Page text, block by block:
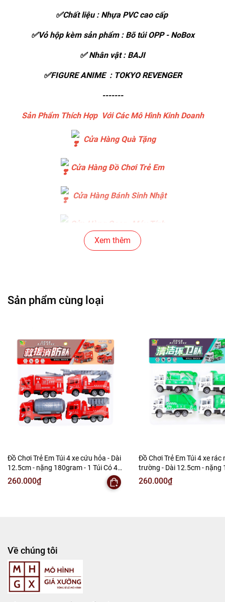
✅Chất liệu : Nhựa PVC cao cấp
✅Vỏ hộp kèm sản phẩm : Bõ túi OPP - NoBox
✅ Nhân vật : BAJI
✅FIGURE ANIME : TOKYO REVENGER
-------
Sản Phẩm Thích Hợp Với Các Mô Hình Kinh Doanh
Cửa Hàng Quà Tặng
Cửa Hàng Đồ Chơi Trẻ Em
Cửa Hàng Bánh Sinh Nhật
Cửa Hàng Gear , Máy Tính
Cửa Hàng Văn Phòng Phẩm
Cửa Hàng Bán Phụ Kiện Điện Thoại
Cửa Hàng Phụ Kiện Ô Tô ( Sản Phẩm Mô Hình Lắc Đầu
)
---------------------------------------------------------------------
-----------------------
- Mô Hình Giá Xưởng
Tổng kho mô hình
Bán Buôn , Bán Lẻ Mô Hình
Rất mong hợp tác với các Shop và các Cộng Tác Viên
Xem thêm
Sản phẩm cùng loại
Đồ Chơi Trẻ Em Túi 4 xe cứu hỏa - Dài
12.5cm - nặng 180gram - 1 Túi Có 4
Xe - Bọc Túi - SKU : DC9 - ( VAT : DC3 )
K146-T2-S12
260.000₫
Đồ Chơi Trẻ Em Túi 4 xe rác
trường - Dài 12.5cm - nặng
- 1 Túi Có 4 Xe - Bọc Túi -
VAT : DC3 ) K146-T2-S11
260.000₫
Về chúng tôi